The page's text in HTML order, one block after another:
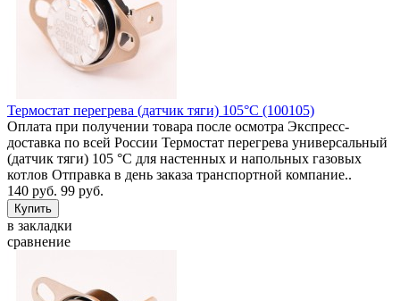
Термостат перегрева (датчик тяги) 105°C (100105)
Оплата при получении товара после осмотра Экспресс-
доставка по всей России Термостат перегрева универсальный
(датчик тяги) 105 °C для настенных и напольных газовых
котлов Отправка в день заказа транспортной компание..
140 руб. 99 руб.
в закладки
сравнение